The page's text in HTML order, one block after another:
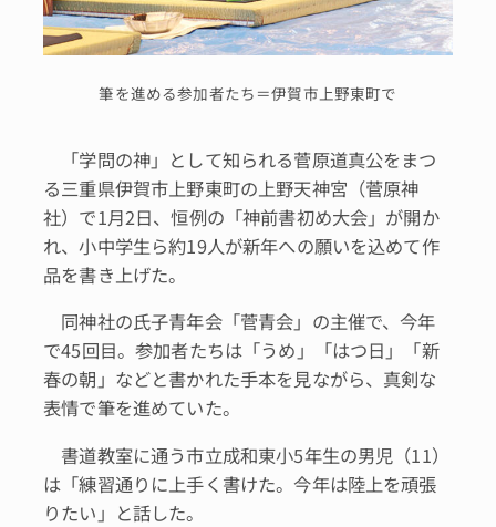
筆を進める参加者たち＝伊賀市上野東町で
「学問の神」として知られる菅原道真公をまつ
る三重県伊賀市上野東町の上野天神宮（菅原神
社）で1月2日、恒例の「神前書初め大会」が開か
れ、小中学生ら約19人が新年への願いを込めて作
品を書き上げた。
同神社の氏子青年会「菅青会」の主催で、今年
で45回目。参加者たちは「うめ」「はつ日」「新
春の朝」などと書かれた手本を見ながら、真剣な
表情で筆を進めていた。
書道教室に通う市立成和東小5年生の男児（11）
は「練習通りに上手く書けた。今年は陸上を頑張
りたい」と話した。